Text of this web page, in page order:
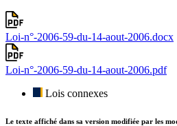
Loi-n°-2006-59-du-14-aout-2006.docx
Loi-n°-2006-59-du-14-aout-2006.pdf
Lois connexes
Le texte affiché dans sa version modifiée par les